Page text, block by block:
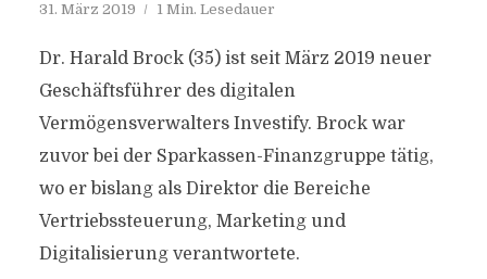
31. März 2019 1 Min. Lesedauer
Dr. Harald Brock (35) ist seit März 2019 neuer
Geschäftsführer des digitalen
Vermögensverwalters Investify. Brock war
zuvor bei der Sparkassen-Finanzgruppe tätig,
wo er bislang als Direktor die Bereiche
Vertriebssteuerung, Marketing und
Digitalisierung verantwortete.